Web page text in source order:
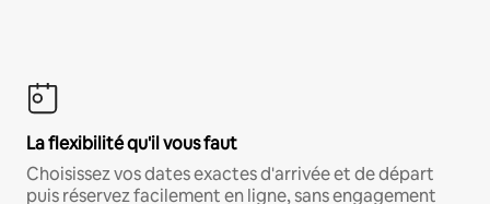
La flexibilité qu'il vous faut
Choisissez vos dates exactes d'arrivée et de départ
puis réservez facilement en ligne, sans engagement